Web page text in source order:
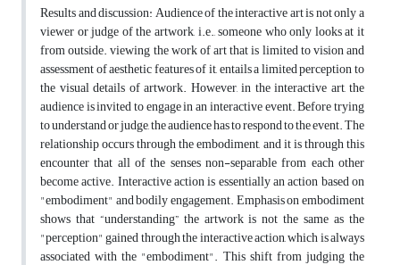
Results and discussion: Audience of the interactive art is not only a
viewer or judge of the artwork, i.e., someone who only looks at it
from outside. viewing the work of art that is limited to vision and
assessment of aesthetic features of it, entails a limited perception to
the visual details of artwork. However, in the interactive art, the
audience is invited to engage in an interactive event. Before trying
to understand or judge, the audience has to respond to the event. The
relationship occurs through the embodiment, and it is through this
encounter that all of the senses non-separable from each other
become active. Interactive action is essentially an action based on
"embodiment" and bodily engagement. Emphasis on embodiment
shows that “understanding” the artwork is not the same as the
"perception" gained through the interactive action, which is always
associated with the "embodiment". This shift from judging the